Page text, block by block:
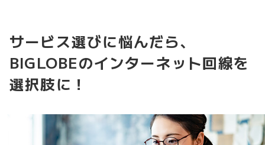
サービス選びに悩んだら、
BIGLOBEのインターネット回線を
選択肢に！